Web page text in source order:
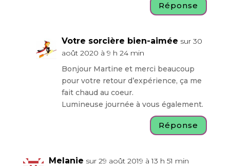
Réponse
Votre sorcière bien-aimée sur 30
août 2020 à 9 h 24 min
Bonjour Martine et merci beaucoup
pour votre retour d’expérience, ça me
fait chaud au coeur.
Lumineuse journée à vous également.
Réponse
Melanie sur 29 août 2019 à 13 h 51 min